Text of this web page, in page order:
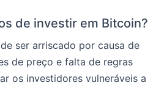
de investir em Bitcoin?
ser arriscado por causa de
de preço e falta de regras
os investidores vulneráveis a